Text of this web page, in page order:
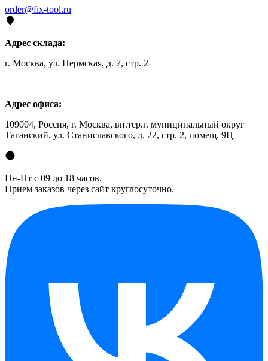
order@fix-tool.ru
Адрес склада:
г. Москва, ул. Пермская, д. 7, стр. 2
Адрес офиса:
109004, Россия, г. Москва, вн.тер.г. муниципальный округ
Таганский, ул. Станиславского, д. 22, стр. 2, помещ. 9Ц
Пн-Пт с 09 до 18 часов.
Прием заказов через сайт круглосуточно.